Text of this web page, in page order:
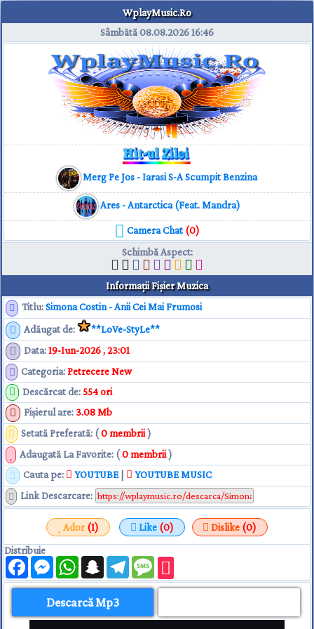
WplayMusic.Ro
Sâmbătă 08.08.202616:46
Merg Pe Jos - Iarasi S-A Scumpit Benzina
Ares - Antarctica (Feat. Mandra)
Camera Chat(0)
Schimbă Aspect:
Informaţii Fişier Muzica
Titlu:Simona Costin - Anii Cei Mai Frumosi
Adăugat de:
**LoVe-StyLe**
Data:19-Iun-2026 , 23:01
Categoria:Petrecere New
Descărcat de:554 ori
Fişierul are: 3.08 Mb
Setată Preferată: (0 membrii )
Adaugată La Favorite: (0 membrii)
Cauta pe:
YOUTUBE|
YOUTUBE MUSIC
Link Descarcare:
Ador(1) Like (0) Dislike (0)
Distribuie
FacebookMessengerWhatsAppSnapchatTelegramMessage
Descarcă Mp3